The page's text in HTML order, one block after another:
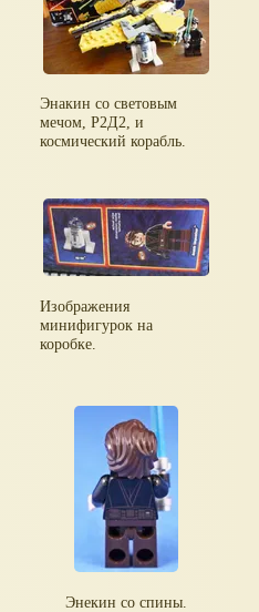
Энакин со световым
мечом, Р2Д2, и
космический корабль.
Изображения
минифигурок на
коробке.
Энекин со спины.